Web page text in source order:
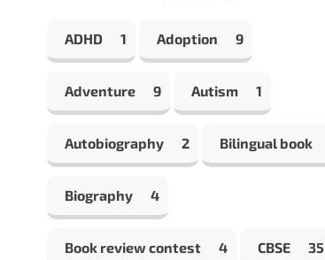
ADHD 1 Adoption 9
Adventure 9 Autism 1
Autobiography 2 Bilingual book
Biography 4
Book review contest 4 CBSE 35